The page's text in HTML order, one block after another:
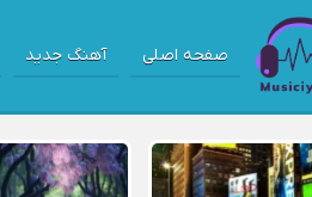
صفحه اصلی آهنگ جدید